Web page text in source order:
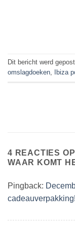
Dit bericht werd
omslagdoeken
Ibiza
4 REACTIES
WAAR KOMT
Pingback: